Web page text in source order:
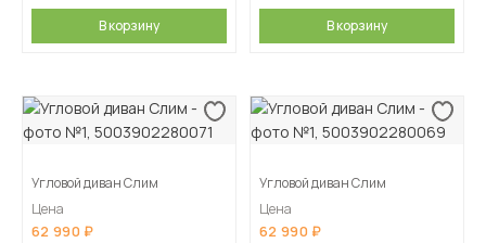
В корзину В корзину
Угловой диван Слим
Цена
62 990
Угловой диван Слим
Цена
62 990